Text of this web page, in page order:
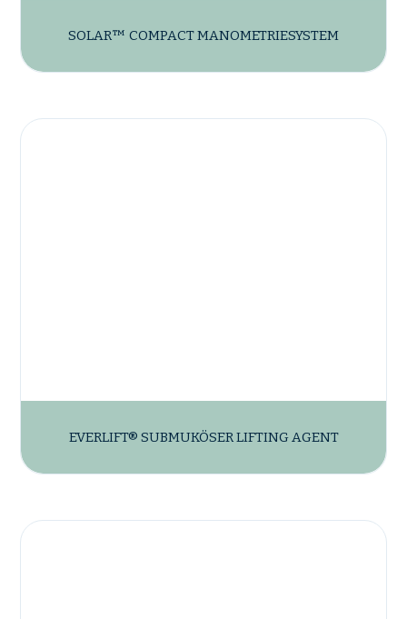
SOLAR™ COMPACT MANOMETRIESYSTEM
EVERLIFT® SUBMUKÖSER LIFTING AGENT